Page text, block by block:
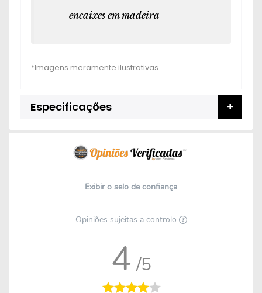
encaixes em madeira
Especificações
Exibir o selo de confiança
Opiniões sujeitas a controlo
4 /5